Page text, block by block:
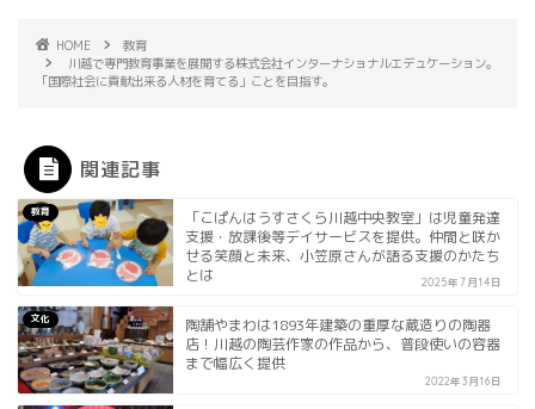
HOME
教育
川越で専門教育事業を展開する株式会社インターナショナルエデュケーション。
「国際社会に貢献出来る人材を育てる」ことを目指す。
関連記事
教育
「こぱんはうすさくら川越中央教室」は児童発達
支援・放課後等デイサービスを提供。仲間と咲か
せる笑顔と未来、小笠原さんが語る支援のかたち
とは
2025年7月14日
文化
陶舗やまわは1893年建築の重厚な蔵造りの陶器
店！川越の陶芸作家の作品から、普段使いの容器
まで幅広く提供
2022年3月16日